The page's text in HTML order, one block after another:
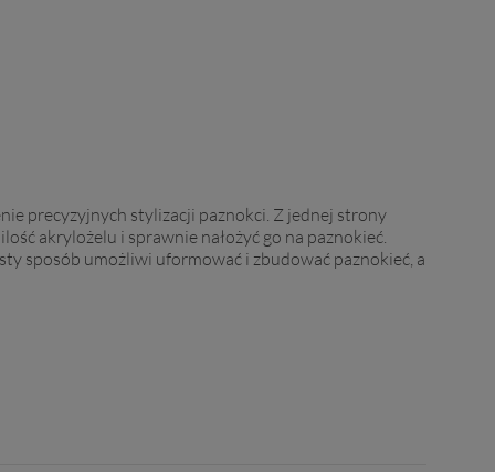
precyzyjnych stylizacji paznokci. Z jednej strony
akrylożelu i sprawnie nałożyć go na paznokieć.
sposób umożliwi uformować i zbudować paznokieć, a